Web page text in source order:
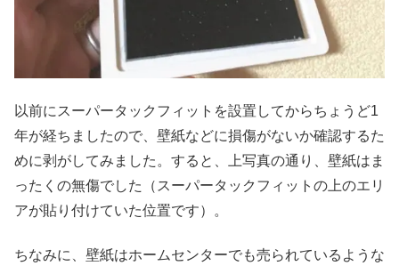
以前にスーパータックフィットを設置してからちょうど1
年が経ちましたので、壁紙などに損傷がないか確認するた
めに剥がしてみました。すると、上写真の通り、壁紙はま
ったくの無傷でした（スーパータックフィットの上のエリ
アが貼り付けていた位置です）。
ちなみに、壁紙はホームセンターでも売られているような